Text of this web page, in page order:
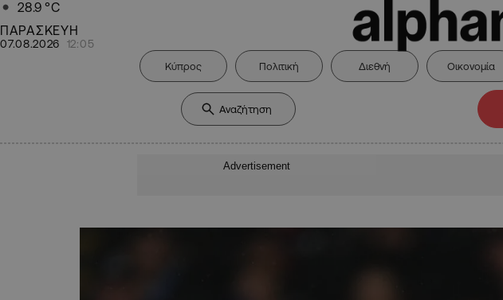
28.9 °C
ΠΑΡΑΣΚΕΥΗ
07.08.2026 12:05
Κύπρος Πολιτική Διεθνή Οικονομία
Advertisement